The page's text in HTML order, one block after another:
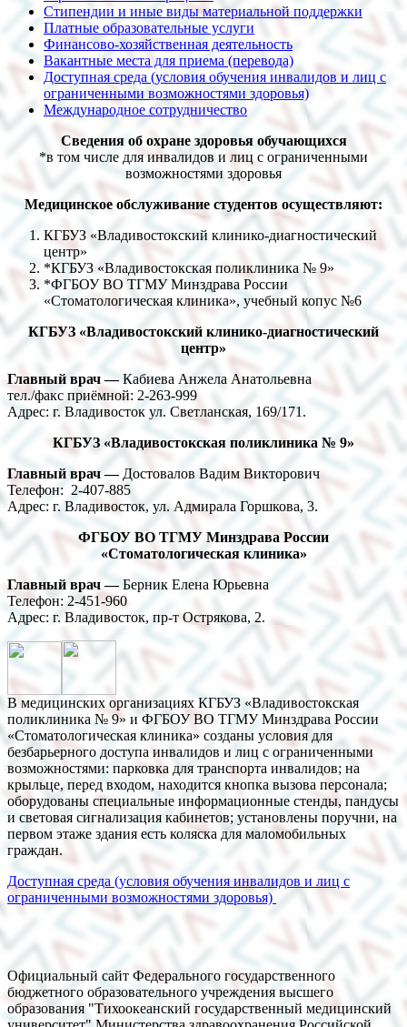
Стипендии и иные виды материальной поддержки
Платные образовательные услуги
Финансово-хозяйственная деятельность
Вакантные места для приема (перевода)
Доступная среда (условия обучения инвалидов и лиц с
ограниченными возможностями здоровья)
Международное сотрудничество
Сведения об охране здоровья обучающихся
*в том числе для инвалидов и лиц с ограниченными
возможностями здоровья
Медицинское обслуживание студентов осуществляют:
КГБУЗ «Владивостокский клинико-диагностический
центр»
*КГБУЗ «Владивостокская поликлиника № 9»
*ФГБОУ ВО ТГМУ Минздрава России
«Стоматологическая клиника», учебный копус №6
КГБУЗ «Владивостокский клинико-диагностический
центр»
Главный врач —Кабиева Анжела Анатольевна
тел./факс приёмной: 2-263-999
​Адрес: г. Владивосток ул. Светланская, 169/171.
КГБУЗ «Владивостокская поликлиника № 9»
Главный врач —Достовалов Вадим Викторович
Телефон: 2-407-885
Адрес: г. Владивосток, ул. Адмирала Горшкова, 3.
ФГБОУ ВО ТГМУ Минздрава России
«Стоматологическая клиника»
Главный врач —Берник Елена Юрьевна
Телефон: 2-451-960
Адрес: г. Владивосток, пр-т Острякова, 2.
В медицинских организациях КГБУЗ «Владивостокская
поликлиника № 9» и ФГБОУ ВО ТГМУ Минздрава России
«Стоматологическая клиника» созданы условия для
безбарьерного доступа инвалидов и лиц с ограниченными
возможностями: парковка для транспорта инвалидов; на
крыльце, перед входом, находится кнопка вызова персонала;
оборудованы специальные информационные стенды, пандусы
и световая сигнализация кабинетов; установлены поручни, на
первом этаже здания есть коляска для маломобильных
граждан.
Доступная среда (условия обучения инвалидов и лиц с
ограниченными возможностями здоровья)
Официальный сайт Федерального государственного
бюджетного образовательного учреждения высшего
образования "Тихоокеанский государственный медицинский